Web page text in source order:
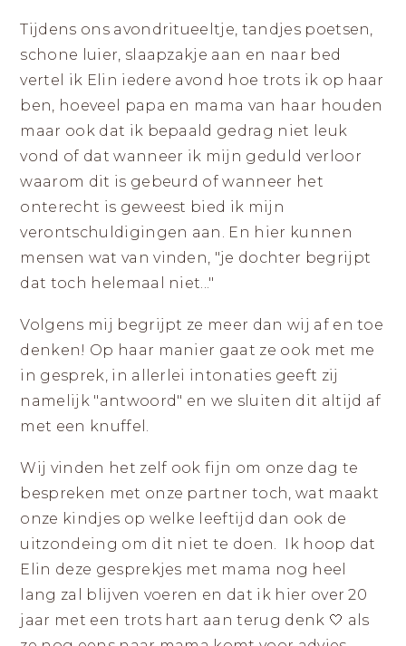
Tijdens ons avondritueeltje, tandjes poetsen,
schone luier, slaapzakje aan en naar bed
vertel ik Elin iedere avond hoe trots ik op haar
ben, hoeveel papa en mama van haar houden
maar ook dat ik bepaald gedrag niet leuk
vond of dat wanneer ik mijn geduld verloor
waarom dit is gebeurd of wanneer het
onterecht is geweest bied ik mijn
verontschuldigingen aan. En hier kunnen
mensen wat van vinden, "je dochter begrijpt
dat toch helemaal niet..."
Volgens mij begrijpt ze meer dan wij af en toe
denken! Op haar manier gaat ze ook met me
in gesprek, in allerlei intonaties geeft zij
namelijk "antwoord" en we sluiten dit altijd af
met een knuffel.
Wij vinden het zelf ook fijn om onze dag te
bespreken met onze partner toch, wat maakt
onze kindjes op welke leeftijd dan ook de
uitzondeing om dit niet te doen. Ik hoop dat
Elin deze gesprekjes met mama nog heel
lang zal blijven voeren en dat ik hier over 20
jaar met een trots hart aan terug denk 🤍 als